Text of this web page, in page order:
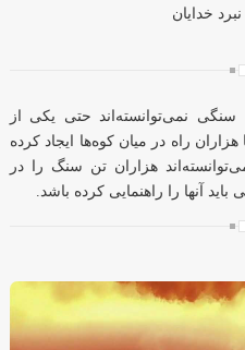
خدایان
سنگی نمی‌توانسته‌اند حتی یکی از
راه در میان کوه‌ها ایجاد کرده
هزاران تن سنگ را در
آنها را راهنمایی کرده باشد.